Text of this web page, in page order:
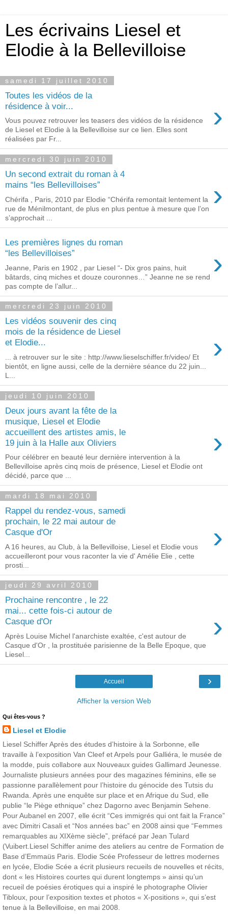
Les écrivains Liesel et
Elodie à la Bellevilloise
samedi 17 juillet 2010
Toutes les vidéos de la
résidence à voir...
›
Vous pouvez retrouver les teasers des vidéos de la résidence
de Liesel et Elodie à la Bellevilloise sur ce lien. Elles sont
réalisées par Fr...
mercredi 30 juin 2010
Un second extrait du roman à 4
mains “les Bellevilloises”
›
Chérifa , Paris, 2010 par Elodie “Chérifa remontait lentement la
rue de Ménilmontant, de plus en plus pentue à mesure que l’on
s’approchait ...
Les premières lignes du roman
“les Bellevilloises”
›
Jeanne, Paris en 1902 , par Liesel “- Dix gros pains, huit
bâtards, cinq miches et douze couronnes…” Jeanne ne se rend
pas compte de l’allur...
mercredi 23 juin 2010
Les vidéos souvenir des cinq
mois de la résidence de Liesel
et Elodie...
›
... à retrouver sur le site : http://www.lieselschiffer.fr/video/ Et
bientôt, en ligne aussi, celle de la dernière séance du 22 juin...
L...
jeudi 10 juin 2010
Deux jours avant la fête de la
musique, Liesel et Elodie
accueillent des artistes amis, le
19 juin à la Halle aux Oliviers
›
Pour célébrer en beauté leur dernière intervention à la
Bellevilloise après cinq mois de présence, Liesel et Elodie ont
décidé, parce que ...
mardi 18 mai 2010
Rappel du rendez-vous, samedi
prochain, le 22 mai autour de
Casque d'Or
›
A 16 heures, au Club, à la Bellevilloise, Liesel et Elodie vous
accueilleront pour vous raconter la vie d' Amélie Elie , cette
prosti...
jeudi 29 avril 2010
Prochaine rencontre , le 22
mai... cette fois-ci autour de
Casque d'Or
›
Après Louise Michel l'anarchiste exaltée, c'est autour de
Casque d'Or , la prostituée parisienne de la Belle Epoque, que
Liesel...
›
Accueil
Afficher la version Web
Qui êtes-vous ?
Liesel et Elodie
Liesel Schiffer Après des études d’histoire à la Sorbonne, elle
travaille à l’exposition Van Cleef et Arpels pour Galliéra, le musée de
la modde, puis collabore aux Nouveaux guides Gallimard Jeunesse.
Journaliste plusieurs années pour des magazines féminins, elle se
passionne parallèlement pour l’histoire du génocide des Tutsis du
Rwanda. Après une enquête sur place et en Afrique du Sud, elle
publie “le Piège ethnique” chez Dagorno avec Benjamin Sehene.
Pour Aubanel en 2007, elle écrit “Ces immigrés qui ont fait la France”
avec Dimitri Casali et “Nos années bac” en 2008 ainsi que “Femmes
remarquables au XIXème siècle”, préfacé par Jean Tulard
(Vuibert.Liesel Schiffer anime des ateliers au centre de Formation de
Base d’Emmaüs Paris. Elodie Scée Professeur de lettres modernes
en lycée, Elodie Scée a écrit plusieurs recueils de nouvelles et récits,
dont « les Histoires courtes qui durent longtemps » ainsi qu’un
recueil de poésies érotiques qui a inspiré le photographe Olivier
Tibloux, pour l’exposition textes et photos « X-positions », qui s’est
tenue à la Bellevilloise, en mai 2008.